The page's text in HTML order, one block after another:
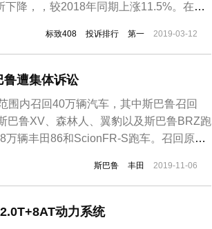
降，，较2018年同期上涨11.5%。在去
轮胎开裂 减震器异响第二上汽通用别克英
标致408 投诉排行 第一 2019-03-12
鲁遭集体诉讼
围内召回40万辆汽车，其中斯巴鲁召回
巴鲁XV、森林人、翼豹以及斯巴鲁BRZ跑
辆丰田86和ScionFR-S跑车。召回原因
督管理总局备案，其中斯巴鲁召回部分
斯巴鲁 丰田 2019-11-06
动力系统